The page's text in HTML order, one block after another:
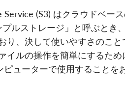
Service (S3) はクラウドベー
ルストレージ」と呼ぶとき
り、決して使いやすさのこ
イルの操作を簡単にするた
ピューターで使用することを